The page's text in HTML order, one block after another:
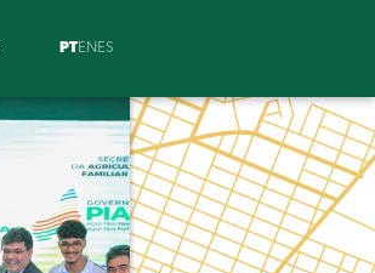
PTEN ES